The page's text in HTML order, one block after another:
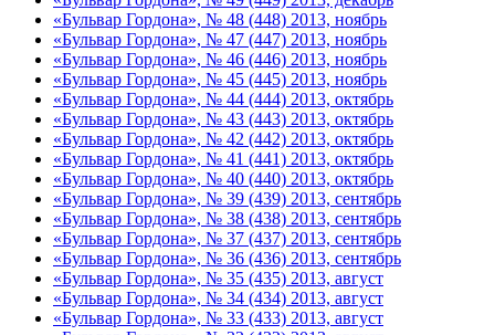
«Бульвар Гордона», № 48 (448) 2013, ноябрь
«Бульвар Гордона», № 47 (447) 2013, ноябрь
«Бульвар Гордона», № 46 (446) 2013, ноябрь
«Бульвар Гордона», № 45 (445) 2013, ноябрь
«Бульвар Гордона», № 44 (444) 2013, октябрь
«Бульвар Гордона», № 43 (443) 2013, октябрь
«Бульвар Гордона», № 42 (442) 2013, октябрь
«Бульвар Гордона», № 41 (441) 2013, октябрь
«Бульвар Гордона», № 40 (440) 2013, октябрь
«Бульвар Гордона», № 39 (439) 2013, сентябрь
«Бульвар Гордона», № 38 (438) 2013, сентябрь
«Бульвар Гордона», № 37 (437) 2013, сентябрь
«Бульвар Гордона», № 36 (436) 2013, сентябрь
«Бульвар Гордона», № 35 (435) 2013, август
«Бульвар Гордона», № 34 (434) 2013, август
«Бульвар Гордона», № 33 (433) 2013, август